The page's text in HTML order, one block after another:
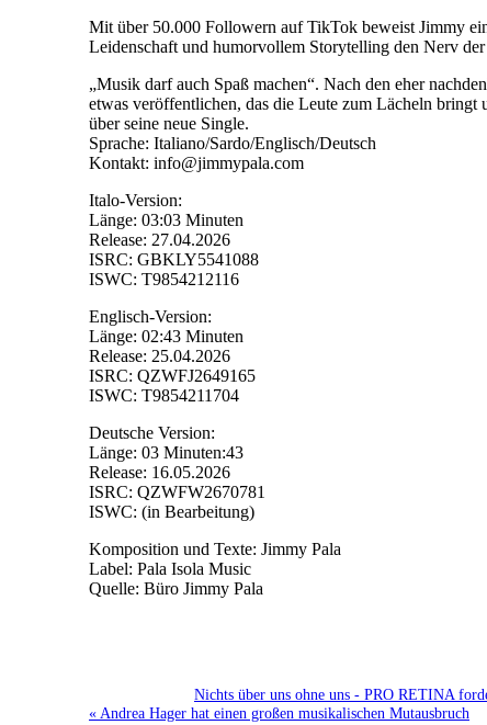
Mit über 50.000 Followern auf TikTok beweist Jimmy
Leidenschaft und humorvollem Storytelling den Nerv
„Musik darf auch Spaß machen“. Nach den eher
etwas veröffentlichen, das die Leute zum Lächeln bringt
über seine neue Single.
Sprache: Italiano/Sardo/Englisch/Deutsch
Kontakt: info@jimmypala.com
Italo-Version:
Länge: 03:03 Minuten
Release: 27.04.2026
ISRC: GBKLY5541088
ISWC: T9854212116
Englisch-Version:
Länge: 02:43 Minuten
Release: 25.04.2026
ISRC: QZWFJ2649165
ISWC: T9854211704
Deutsche Version:
Länge: 03 Minuten:43
Release: 16.05.2026
ISRC: QZWFW2670781
ISWC: (in Bearbeitung)
Komposition und Texte: Jimmy Pala
Label: Pala Isola Music
Quelle: Büro Jimmy Pala
Nichts über uns ohne uns - PRO RETINA
« Andrea Hager hat einen großen musikalischen Mutausbruch